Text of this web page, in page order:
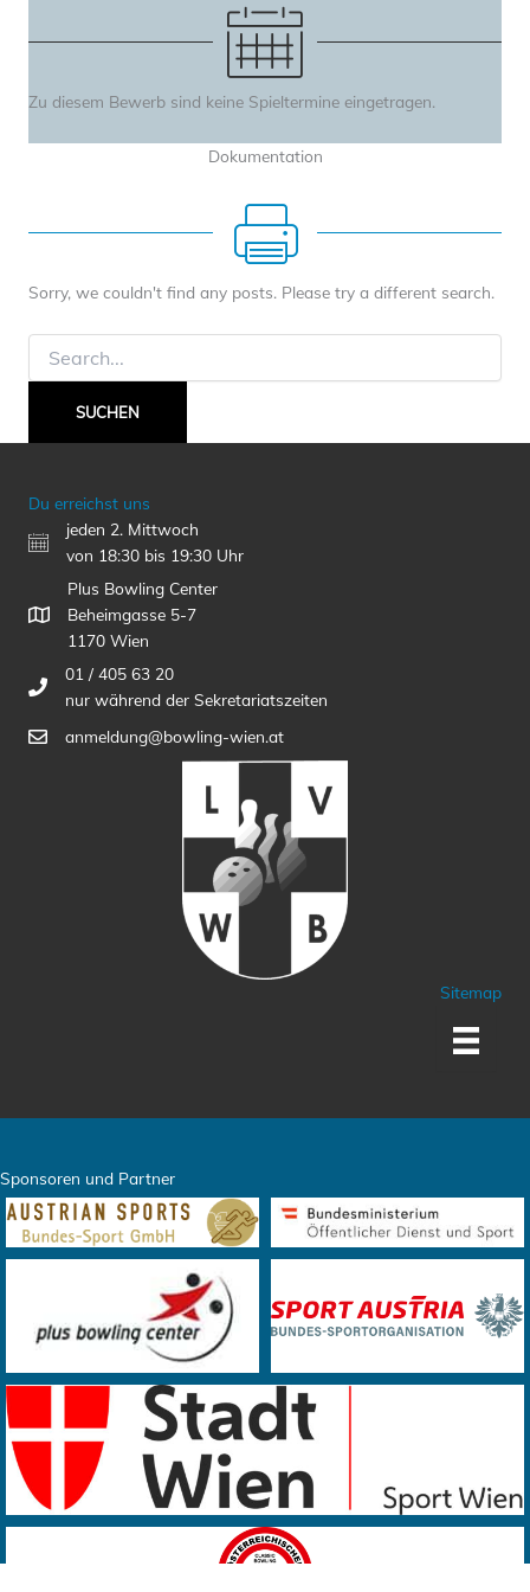
Zu diesem Bewerb sind keine Spieltermine eingetragen.
Dokumentation
Sorry, we couldn't find any posts. Please try a different search.
nach:
Du erreichst uns
jeden 2. Mittwoch
von 18:30 bis 19:30 Uhr
Plus Bowling Center
Beheimgasse 5-7
1170 Wien
01 / 405 63 20
nur während der Sekretariatszeiten
anmeldung@bowling-wien.at
Sitemap
Sponsoren und Partner